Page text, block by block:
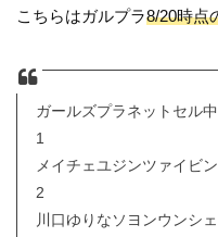
こちらはガルプラ8/20時点
ガールズプラネットセル
1
メイチェユジンツァイビン
2
川口ゆりなソヨンウンシ